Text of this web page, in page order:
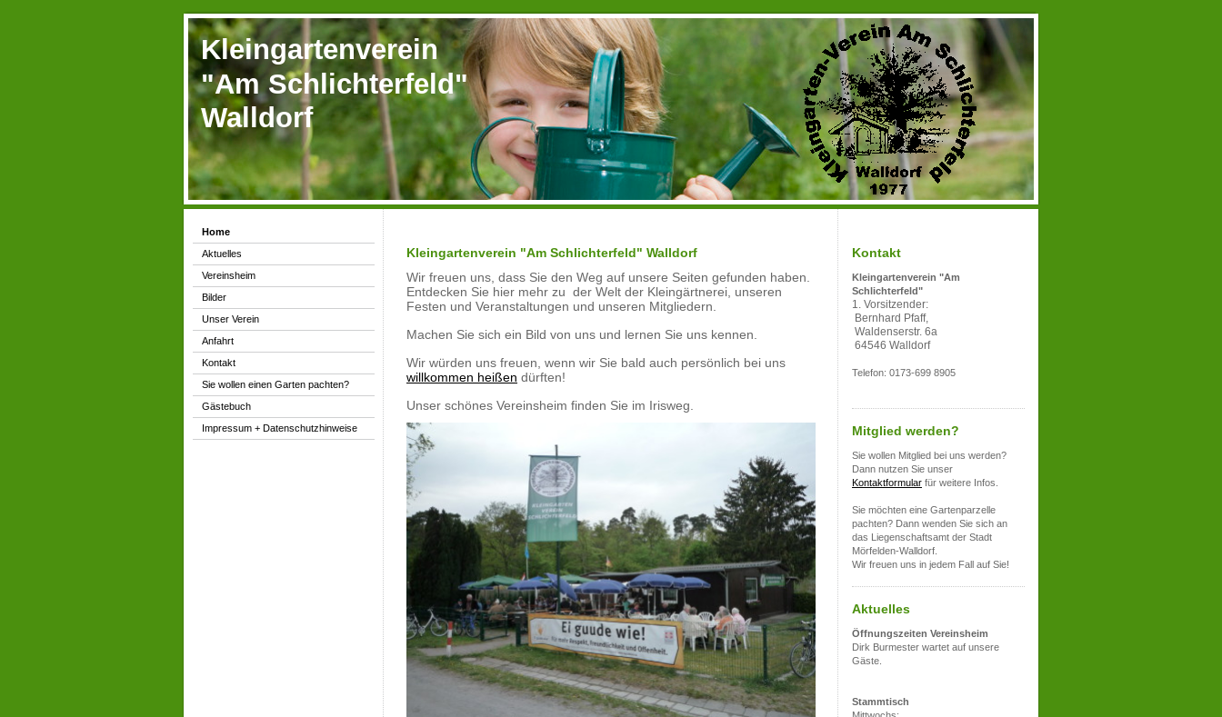
Kleingartenverein
"Am Schlichterfeld"
Walldorf
Home
Aktuelles
Vereinsheim
Bilder
Unser Verein
Anfahrt
Kontakt
Sie wollen einen Garten pachten?
Gästebuch
Impressum + Datenschutzhinweise
Kleingartenverein "Am Schlichterfeld" Walldorf
Wir freuen uns, dass Sie den Weg auf unsere Seiten gefunden haben.
Entdecken Sie hier mehr zu der Welt der Kleingärtnerei, unseren
Festen und Veranstaltungen und unseren Mitgliedern.
Machen Sie sich ein Bild von uns und lernen Sie uns kennen.
Wir würden uns freuen, wenn wir Sie bald auch persönlich bei uns
willkommen heißen dürften!
Unser schönes Vereinsheim finden Sie im Irisweg.
Kontakt
Kleingartenverein "Am
Schlichterfeld"
1. Vorsitzender:
Bernhard Pfaff,
Waldenserstr. 6a
64546 Walldorf
Telefon: 0173-699 8905
Mitglied werden?
Sie wollen Mitglied bei uns werden?
Dann nutzen Sie unser
Kontaktformular für weitere Infos.
Sie möchten eine Gartenparzelle
pachten? Dann wenden Sie sich an
das Liegenschaftsamt der Stadt
Mörfelden-Walldorf.
Wir freuen uns in jedem Fall auf Sie!
Aktuelles
Öffnungszeiten Vereinsheim
Dirk Burmester wartet auf unsere
Gäste.
Stammtisch